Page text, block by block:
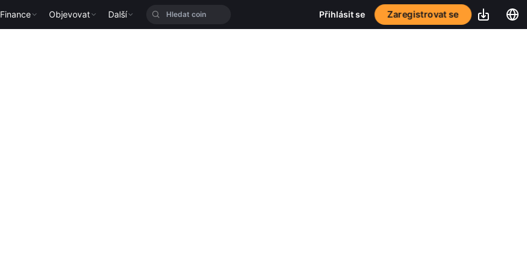
Finance Objevovat Další Přihlásit se Zaregistrovat se